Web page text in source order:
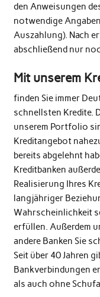
den Anweisungen
notwendige
Auszahlung). Nach
abschließend nur
Mit unserem
finden Sie immer
schnellsten Kredite.
unserem Portfolio
Kreditangebot
bereits abgelehnt
Kreditbanken
Realisierung Ihres
langjähriger
Wahrscheinlichkeit
erfüllen. Außerdem
andere Banken Sie
Seit über 40 Jahren
Bankverbindungen
als auch ohne